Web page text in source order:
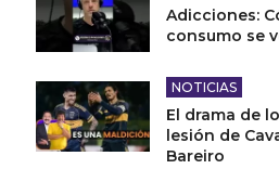
Adicciones:
consumo se
NOTICIAS
El drama de
lesión de
Bareiro